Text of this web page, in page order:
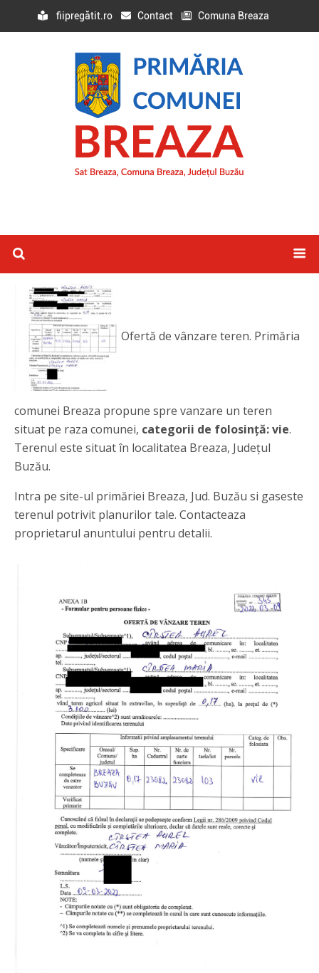
fiipregătit.ro Contact Comuna Breaza
Ofertă de vânzare teren. Primăria
comunei Breaza propune spre vanzare un teren
situat pe raza comunei, categorii de folosință: vie.
Terenul este situat în localitatea Breaza, Județul
Buzău.
Intra pe site-ul primăriei Breaza, Jud. Buzău si gaseste
terenul potrivit planurilor tale. Contacteaza
proprietarul anuntului pentru detalii.